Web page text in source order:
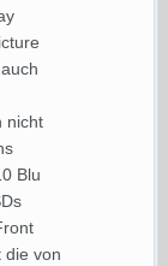
nicht
Blu
die von